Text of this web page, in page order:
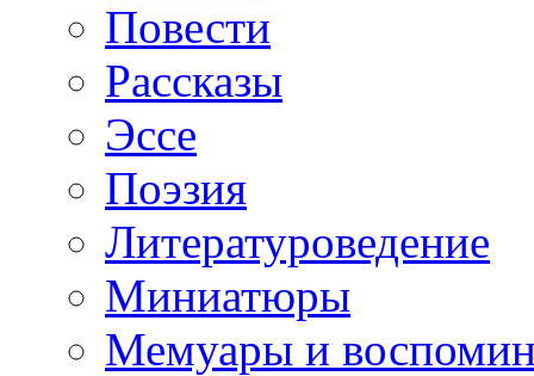
Повести
Рассказы
Эссе
Поэзия
Литературоведение
Миниатюры
Мемуары и